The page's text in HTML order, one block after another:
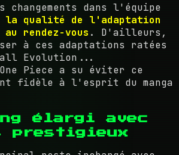
changements dans l'équipe
la qualité de l'adaptation
rendez-vous . D'ailleurs,
à ces adaptations ratées
Ball Evolution...
One Piece a su éviter ce
fidèle à l'esprit du manga
élargi avec
prestigieux